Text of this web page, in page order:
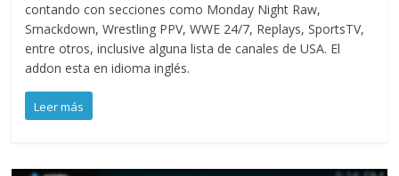
contando con secciones como Monday Night Raw,
Smackdown, Wrestling PPV, WWE 24/7, Replays, SportsTV,
entre otros, inclusive alguna lista de canales de USA. El
addon esta en idioma inglés.
Leer más